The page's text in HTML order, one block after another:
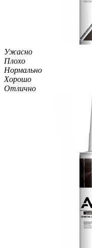
Ужасно
Плохо
Нормально
Хорошо
Отлично